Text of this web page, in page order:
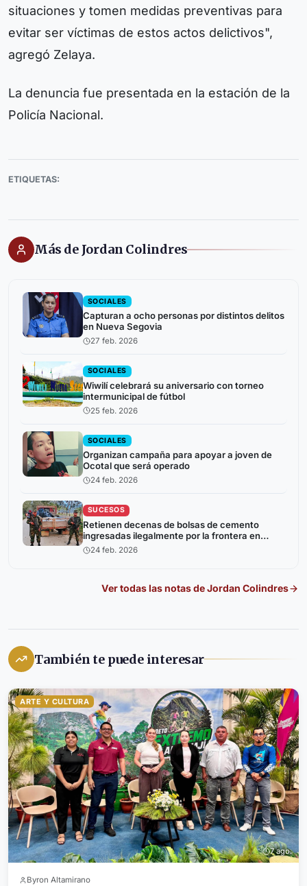
situaciones y tomen medidas preventivas para
evitar ser víctimas de estos actos delictivos",
agregó Zelaya.
La denuncia fue presentada en la estación de la
Policía Nacional.
ETIQUETAS:
Más de Jordan Colindres
SOCIALES
Capturan a ocho personas por distintos delitos
en Nueva Segovia
27 feb. 2026
SOCIALES
Wiwilí celebrará su aniversario con torneo
intermunicipal de fútbol
25 feb. 2026
SOCIALES
Organizan campaña para apoyar a joven de
Ocotal que será operado
24 feb. 2026
SUCESOS
Retienen decenas de bolsas de cemento
ingresadas ilegalmente por la frontera en
Jalapa
24 feb. 2026
Ver todas las notas deJordan Colindres
También te puede interesar
ARTE Y CULTURA
7 ago.
Byron Altamirano